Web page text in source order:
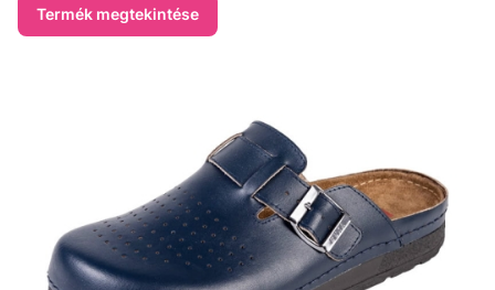
Termék megtekintése